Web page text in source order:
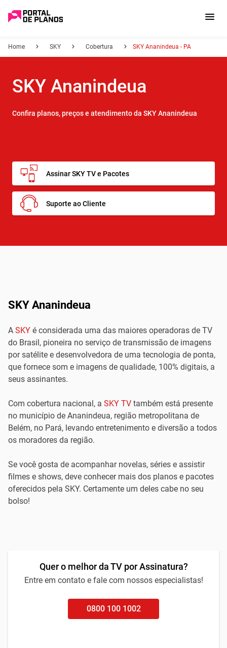
Home SKY Cobertura SKY Ananindeua - PA
SKY Ananindeua
Confira planos, preços e atendimento da SKY Ananindeua
Assinar SKY TV e Pacotes
Suporte ao Cliente
SKY Ananindeua
A SKY é considerada uma das maiores operadoras de TV
do Brasil, pioneira no serviço de transmissão de imagens
por satélite e desenvolvedora de uma tecnologia de ponta,
que fornece som e imagens de qualidade, 100% digitais, a
seus assinantes.
Com cobertura nacional, a SKY TV também está presente
no município de Ananindeua, região metropolitana de
Belém, no Pará, levando entretenimento e diversão a todos
os moradores da região.
Se você gosta de acompanhar novelas, séries e assistir
filmes e shows, deve conhecer mais dos planos e pacotes
oferecidos pela SKY. Certamente um deles cabe no seu
bolso!
Quer o melhor da TV por Assinatura?
Entre em contato e fale com nossos especialistas!
0800 100 1002